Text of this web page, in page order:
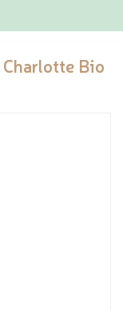
Charlotte Bio